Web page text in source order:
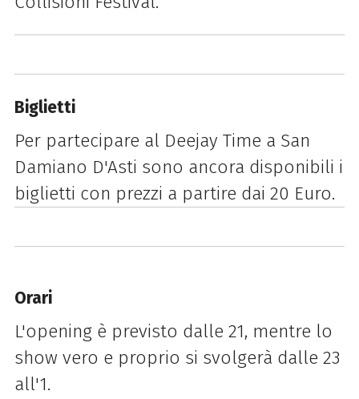
Biglietti
Per partecipare al Deejay Time a San
Damiano D'Asti sono ancora disponibili i
biglietti con prezzi a partire dai 20 Euro.
Orari
L'opening è previsto dalle 21, mentre lo
show vero e proprio si svolgerà dalle 23
all'1.